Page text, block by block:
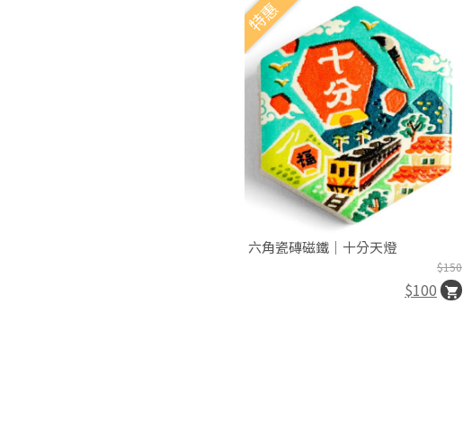
特惠
六角瓷磚磁鐵｜十分天燈
$150
$100